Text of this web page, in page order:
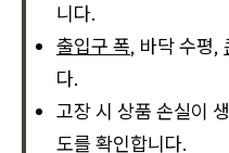
니다.
출입구 폭, 바닥 수평,
다.
고장 시 상품 손실이
도를 확인합니다.